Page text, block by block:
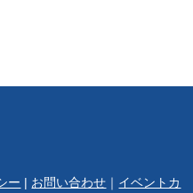
ー お問い合わせ イベントカ